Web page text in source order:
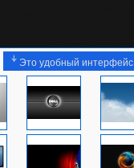
Это удобный интерфейс.